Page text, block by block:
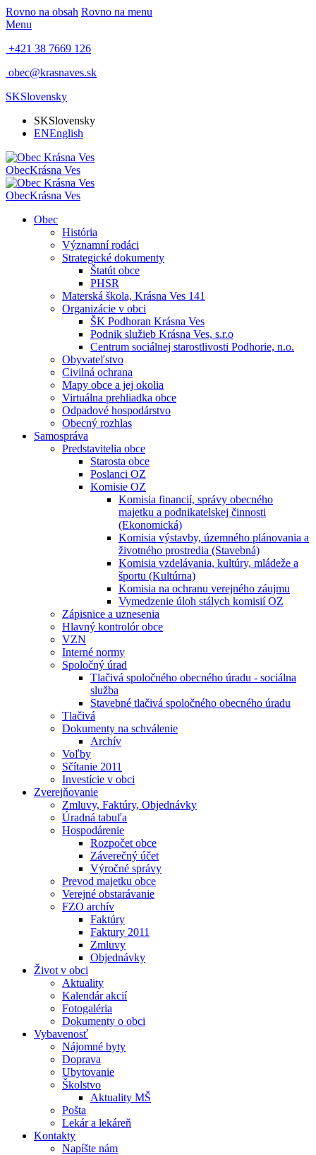
Rovno na obsah Rovno na menu
Menu
+421 38 7669 126
obec@krasnaves.sk
SKSlovensky
SKSlovensky
ENEnglish
ObecKrásna Ves
ObecKrásna Ves
Obec
História
Významní rodáci
Strategické dokumenty
Štatút obce
PHSR
Materská škola, Krásna Ves 141
Organizácie v obci
ŠK Podhoran Krásna Ves
Podnik služieb Krásna Ves, s.r.o
Centrum sociálnej starostlivosti Podhorie, n.o.
Obyvateľstvo
Civilná ochrana
Mapy obce a jej okolia
Virtuálna prehliadka obce
Odpadové hospodárstvo
Obecný rozhlas
Samospráva
Predstavitelia obce
Starosta obce
Poslanci OZ
Komisie OZ
Komisia financií, správy obecného
majetku a podnikatelskej činnosti
(Ekonomická)
Komisia výstavby, územného plánovania a
životného prostredia (Stavebná)
Komisia vzdelávania, kultúry, mládeže a
športu (Kultúrna)
Komisia na ochranu verejného záujmu
Vymedzenie úloh stálych komisií OZ
Zápisnice a uznesenia
Hlavný kontrolór obce
VZN
Interné normy
Spoločný úrad
Tlačivá spoločného obecného úradu - sociálna
služba
Stavebné tlačivá spoločného obecného úradu
Tlačivá
Dokumenty na schválenie
Archív
Voľby
Sčítanie 2011
Investície v obci
Zverejňovanie
Zmluvy, Faktúry, Objednávky
Úradná tabuľa
Hospodárenie
Rozpočet obce
Záverečný účet
Výročné správy
Prevod majetku obce
Verejné obstarávanie
FZO archív
Faktúry
Faktury 2011
Zmluvy
Objednávky
Život v obci
Aktuality
Kalendár akcií
Fotogaléria
Dokumenty o obci
Vybavenosť
Nájomné byty
Doprava
Ubytovanie
Školstvo
Aktuality MŠ
Pošta
Lekár a lekáreň
Kontakty
Napíšte nám